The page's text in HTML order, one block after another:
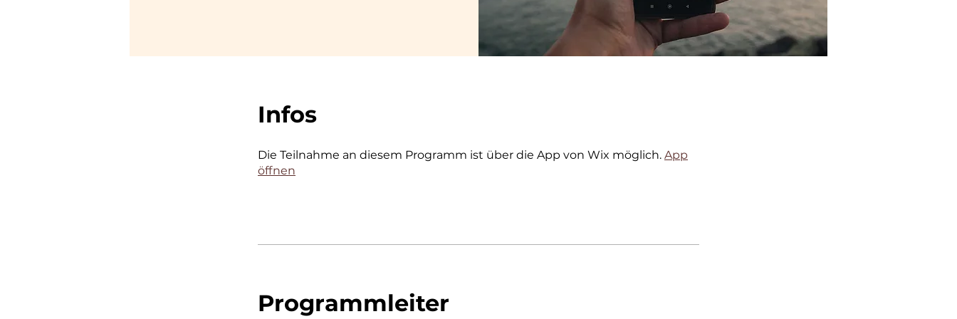
Infos
Die Teilnahme an diesem Programm ist über die App von Wix möglich. App
öffnen
Programmleiter